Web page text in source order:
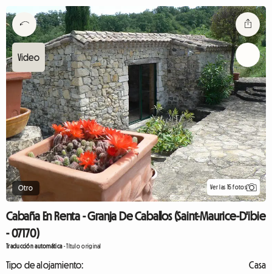
Otro Ver las 15 fotos
Cabaña En Renta - Granja De Caballos (Saint-Maurice-D'ibie
- 07170)
Traducción automática-Título original
Tipo de alojamiento:
Casa